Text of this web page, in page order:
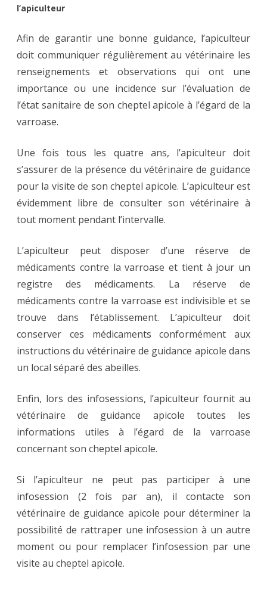
l’apiculteur
Afin de garantir une bonne guidance, l’apiculteur
doit communiquer régulièrement au vétérinaire les
renseignements et observations qui ont une
importance ou une incidence sur l’évaluation de
l’état sanitaire de son cheptel apicole à l’égard de la
varroase.
Une fois tous les quatre ans, l’apiculteur doit
s’assurer de la présence du vétérinaire de guidance
pour la visite de son cheptel apicole. L’apiculteur est
évidemment libre de consulter son vétérinaire à
tout moment pendant l’intervalle.
L’apiculteur peut disposer d’une réserve de
médicaments contre la varroase et tient à jour un
registre des médicaments. La réserve de
médicaments contre la varroase est indivisible et se
trouve dans l’établissement. L’apiculteur doit
conserver ces médicaments conformément aux
instructions du vétérinaire de guidance apicole dans
un local séparé des abeilles.
Enfin, lors des infosessions, l’apiculteur fournit au
vétérinaire de guidance apicole toutes les
informations utiles à l’égard de la varroase
concernant son cheptel apicole.
Si l’apiculteur ne peut pas participer à une
infosession (2 fois par an), il contacte son
vétérinaire de guidance apicole pour déterminer la
possibilité de rattraper une infosession à un autre
moment ou pour remplacer l’infosession par une
visite au cheptel apicole.